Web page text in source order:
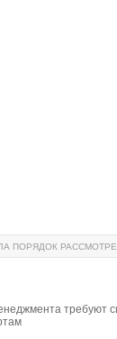
ПОРЯДОК
требуют